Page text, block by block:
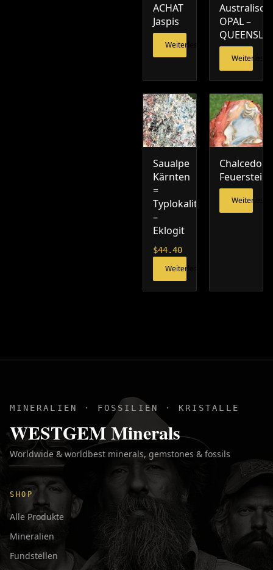
ACHAT
Jaspis
Weiterlesen
OPAL –
Weiterlesen
Saualpe
Kärnten
=
Typlokalität
–
Eklogit
$44.40
Weiterlesen
Chalcedon
Feuerstein
Weiterlesen
MINERALIEN · FOSSILIEN · KRISTALLE
WESTGEM Minerals
Worldwide & worldbest minerals, gemstones & fossils
SHOP
Alle Produkte
Mineralien
Fundstellen